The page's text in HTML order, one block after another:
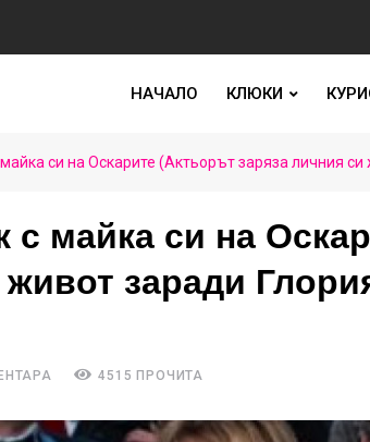
НАЧАЛО КЛЮКИ
си на Оскарите (Актьорът заряза личния
с майка си на
заради
4515 ПРОЧИТА